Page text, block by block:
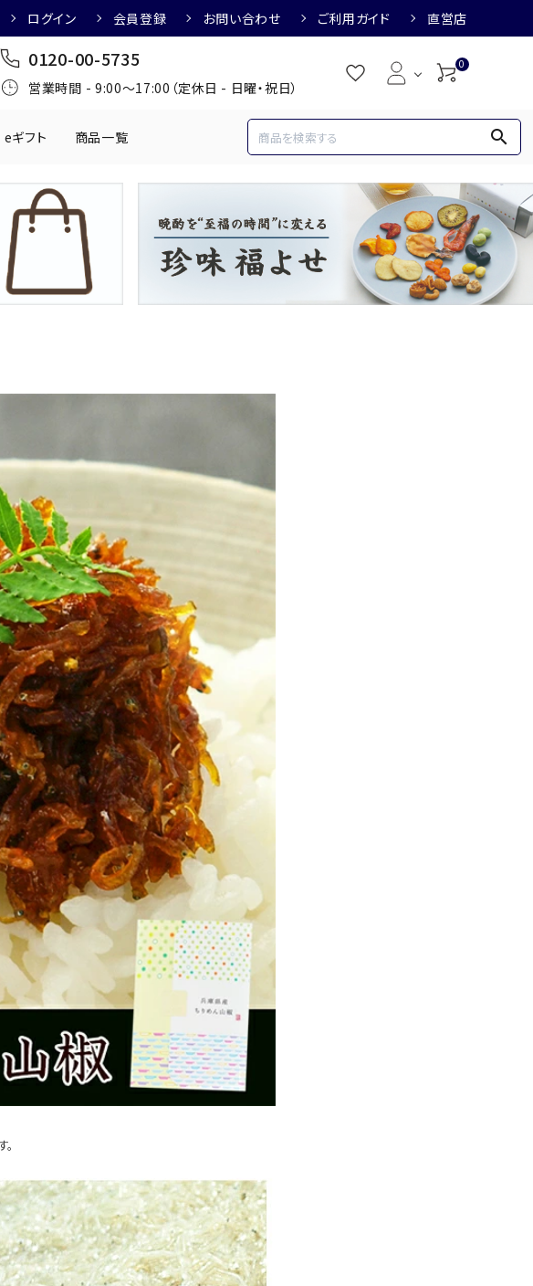
ログイン 会員登録 お問い合わせ ご利用ガイド 直営店
0120-00-5735
営業時間 - 9:00～17:00（定休日 - 日曜・祝日）
0
かわきもの
日本酒におすすめ 焼酎におすすめ
円 2,001円～3,000円 3,001円～4,000円
eギフト 商品一覧 search